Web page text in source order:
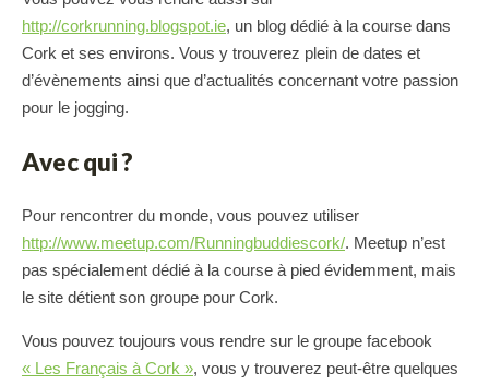
http://corkrunning.blogspot.ie, un blog dédié à la course dans
Cork et ses environs. Vous y trouverez plein de dates et
d’évènements ainsi que d’actualités concernant votre passion
pour le jogging.
Avec qui ?
Pour rencontrer du monde, vous pouvez utiliser
http://www.meetup.com/Runningbuddiescork/. Meetup n’est
pas spécialement dédié à la course à pied évidemment, mais
le site détient son groupe pour Cork.
Vous pouvez toujours vous rendre sur le groupe facebook
« Les Français à Cork », vous y trouverez peut-être quelques